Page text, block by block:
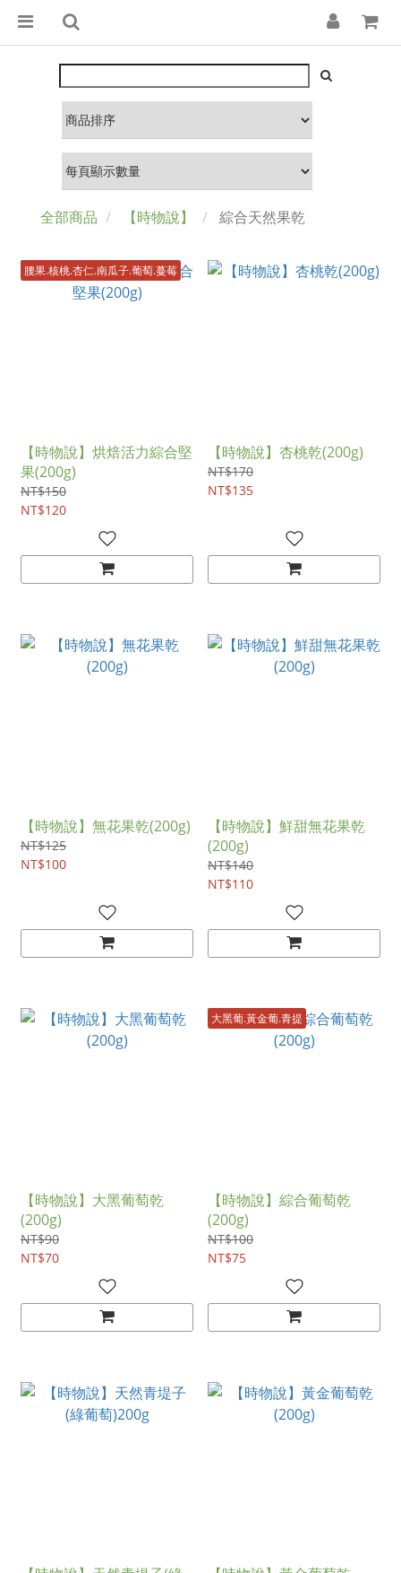
全部商品 【時物說】 綜合天然果乾
腰果.核桃.杏仁.南瓜子.葡萄.蔓莓
【時物說】烘焙活力綜合堅
果(200g)
NT$150
NT$120
【時物說】杏桃乾(200g)
NT$170
NT$135
【時物說】無花果乾(200g)
NT$125
NT$100
【時物說】鮮甜無花果乾
(200g)
NT$140
NT$110
【時物說】大黑葡萄乾
(200g)
NT$90
NT$70
大黑葡.黃金葡.青提
【時物說】綜合葡萄乾
(200g)
NT$100
NT$75